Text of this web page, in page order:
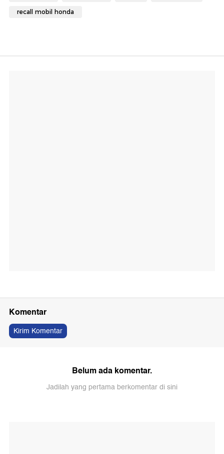
recall mobil honda
Komentar
Kirim Komentar
Belum ada komentar.
Jadilah yang pertama berkomentar di sini